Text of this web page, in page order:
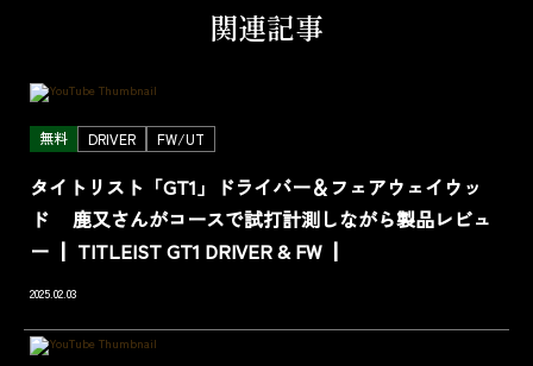
関連記事
無料 DRIVER FW/UT
タイトリスト「GT1」ドライバー＆フェアウェイウッ
ド 鹿又さんがコースで試打計測しながら製品レビュ
ー ┃ TITLEIST GT1 DRIVER & FW ┃
2025.02.03